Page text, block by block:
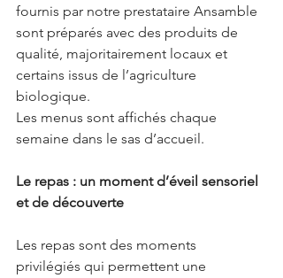
fournis par notre prestataire Ansamble
sont préparés avec des produits de
qualité, majoritairement locaux et
certains issus de l’agriculture
biologique.
Les menus sont affichés chaque
semaine dans le sas d’accueil.
Le repas : un moment d’éveil sensoriel
et de découverte
Les repas sont des moments
privilégiés qui permettent une